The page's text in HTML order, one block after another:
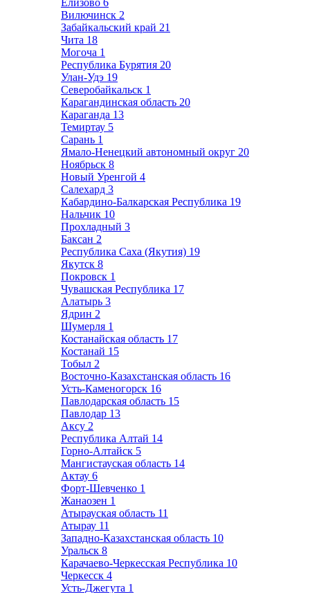
Елизово 6
Вилючинск 2
Забайкальский край 21
Чита 18
Могоча 1
Республика Бурятия 20
Улан-Удэ 19
Северобайкальск 1
Карагандинская область 20
Караганда 13
Темиртау 5
Сарань 1
Ямало-Ненецкий автономный округ 20
Ноябрьск 8
Новый Уренгой 4
Салехард 3
Кабардино-Балкарская Республика 19
Нальчик 10
Прохладный 3
Баксан 2
Республика Саха (Якутия) 19
Якутск 8
Покровск 1
Чувашская Республика 17
Алатырь 3
Ядрин 2
Шумерля 1
Костанайская область 17
Костанай 15
Тобыл 2
Восточно-Казахстанская область 16
Усть-Каменогорск 16
Павлодарская область 15
Павлодар 13
Аксу 2
Республика Алтай 14
Горно-Алтайск 5
Мангистауская область 14
Актау 6
Форт-Шевченко 1
Жанаозен 1
Атырауская область 11
Атырау 11
Западно-Казахстанская область 10
Уральск 8
Карачаево-Черкесская Республика 10
Черкесск 4
Усть-Джегута 1